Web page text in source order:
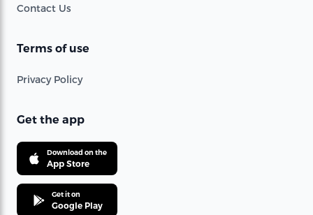
Contact Us
Terms of use
Privacy Policy
Get the app
Download on the
App Store
Get it on
Google Play